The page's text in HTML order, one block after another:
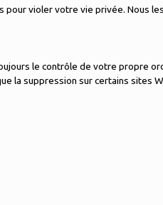
violer votre vie privée. Nous
le contrôle de votre propre
la suppression sur certains sites